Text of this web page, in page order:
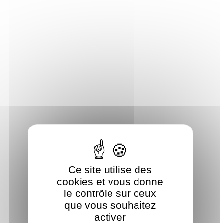
Ce site utilise des
cookies et vous donne
le contrôle sur ceux
que vous souhaitez
activer